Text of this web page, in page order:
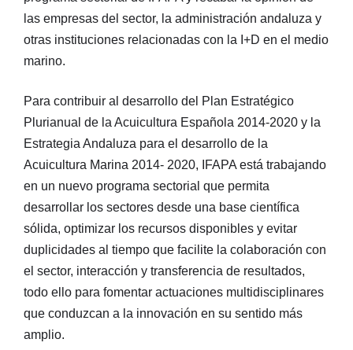
las empresas del sector, la administración andaluza y
otras instituciones relacionadas con la I+D en el medio
marino.
Para contribuir al desarrollo del Plan Estratégico
Plurianual de la Acuicultura Española 2014-2020 y la
Estrategia Andaluza para el desarrollo de la
Acuicultura Marina 2014- 2020, IFAPA está trabajando
en un nuevo programa sectorial que permita
desarrollar los sectores desde una base científica
sólida, optimizar los recursos disponibles y evitar
duplicidades al tiempo que facilite la colaboración con
el sector, interacción y transferencia de resultados,
todo ello para fomentar actuaciones multidisciplinares
que conduzcan a la innovación en su sentido más
amplio.